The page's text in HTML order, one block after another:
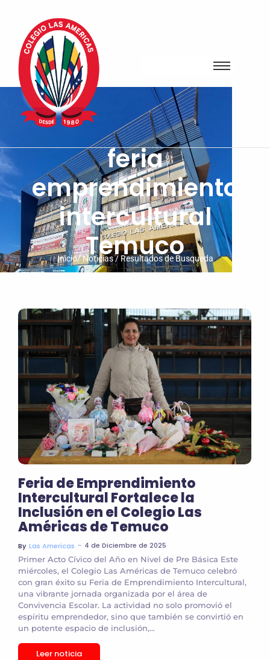
feria
emprendimiento
intercultural
Temuco
Inicio/ Noticias / Resultados de Busqueda
Feria de Emprendimiento
Intercultural Fortalece la
Inclusión en el Colegio Las
Américas de Temuco
By Las Americas ~ 4 de Diciembre de 2025
Primer Acto Cívico del Año en Nivel de Pre Básica Este
miércoles, el Colegio Las Américas de Temuco celebró
con gran éxito su Feria de Emprendimiento Intercultural,
una vibrante jornada organizada por el área de
Convivencia Escolar. La actividad no solo promovió el
espíritu emprendedor, sino que también se convirtió en
un potente espacio de inclusión,...
Leer noticia